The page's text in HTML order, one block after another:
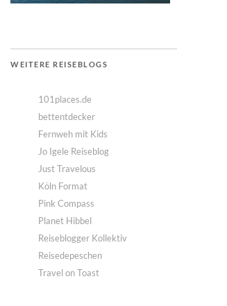
WEITERE REISEBLOGS
101places.de
bettentdecker
Fernweh mit Kids
Jo Igele Reiseblog
Just Travelous
Köln Format
Pink Compass
Planet Hibbel
Reiseblogger Kollektiv
Reisedepeschen
Travel on Toast